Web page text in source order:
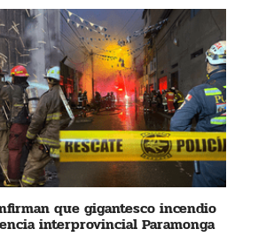
que gigantesco incendio
interprovincial Paramonga